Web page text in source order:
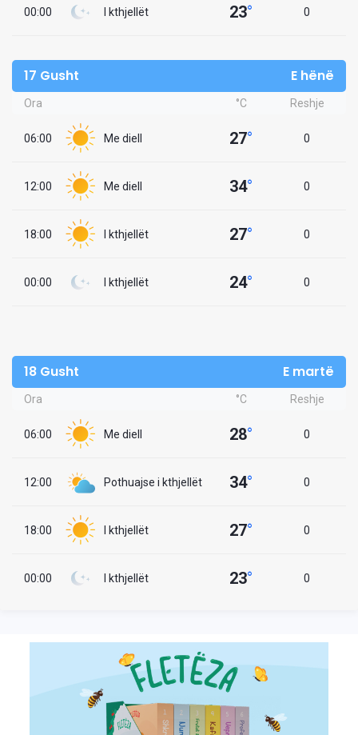
00:00 I kthjellët 23° 0
17 Gusht E hënë
Ora °C Reshje
06:00 Me diell 27° 0
12:00 Me diell 34° 0
18:00 I kthjellët 27° 0
00:00 I kthjellët 24° 0
18 Gusht E martë
Ora °C Reshje
06:00 Me diell 28° 0
12:00 Pothuajse i kthjellët 34° 0
18:00 I kthjellët 27° 0
00:00 I kthjellët 23° 0